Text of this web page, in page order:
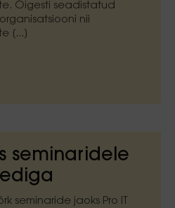
Õigesti seadistatud
nii
[...]
seminaridele
seminaride jaoks Pro IT